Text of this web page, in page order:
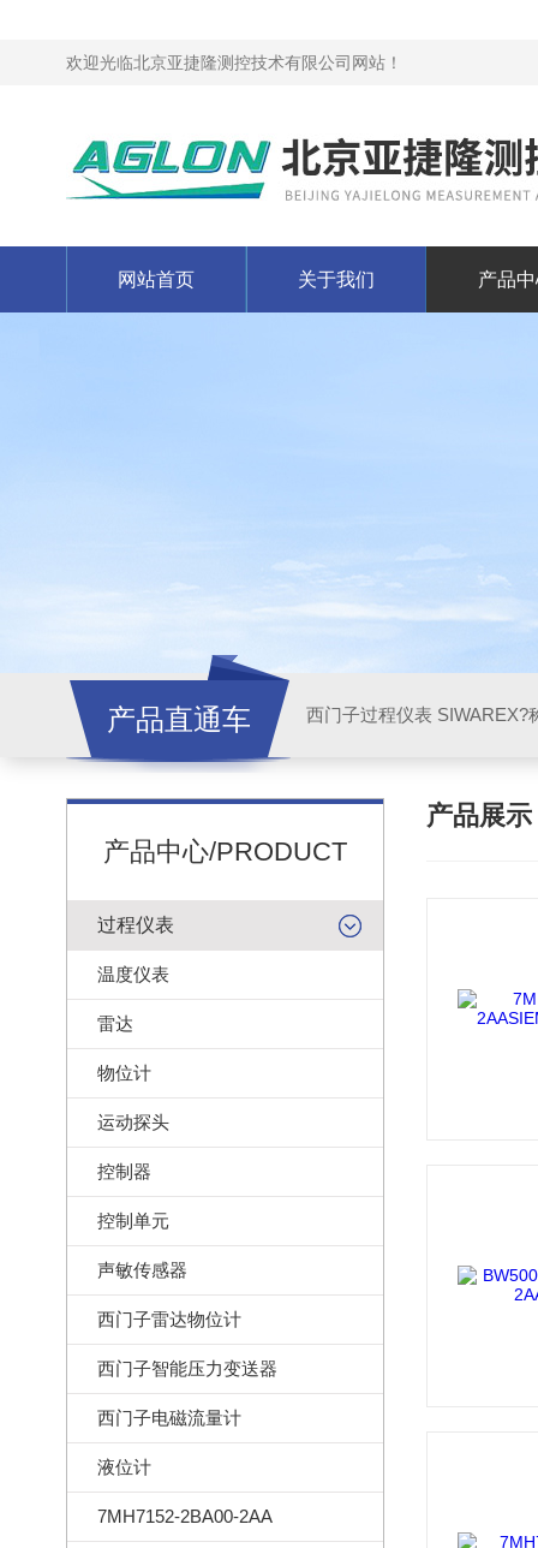
欢迎光临北京亚捷隆测控技术有限公司网站！
网站首页 关于我们 产品
产品直通车 西门子过程仪表 SIWAREX?
产品中心/PRODUCT
过程仪表
温度仪表
雷达
物位计
运动探头
控制器
控制单元
声敏传感器
西门子雷达物位计
西门子智能压力变送器
西门子电磁流量计
液位计
7MH7152-2BA00-2AA
产品展示